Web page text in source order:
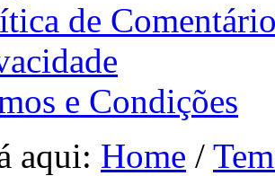
de
e Condições
aqui: Home /